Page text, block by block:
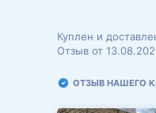
Куплен и
Отзыв от
ОТЗЫВ НАШЕГО